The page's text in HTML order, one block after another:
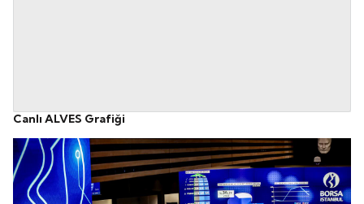
Canlı ALVES Grafiği